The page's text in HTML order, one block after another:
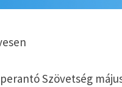
Szövetség